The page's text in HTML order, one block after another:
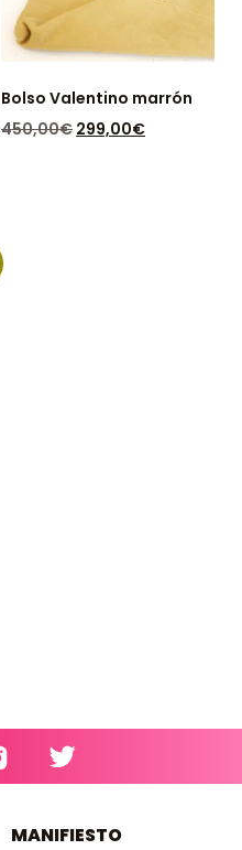
Bolso Valentino marrón
450,00€ 299,00€
MANIFIESTO